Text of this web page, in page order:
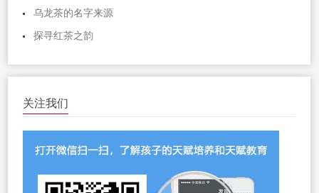
乌龙茶的名字来源
探寻红茶之韵
关注我们